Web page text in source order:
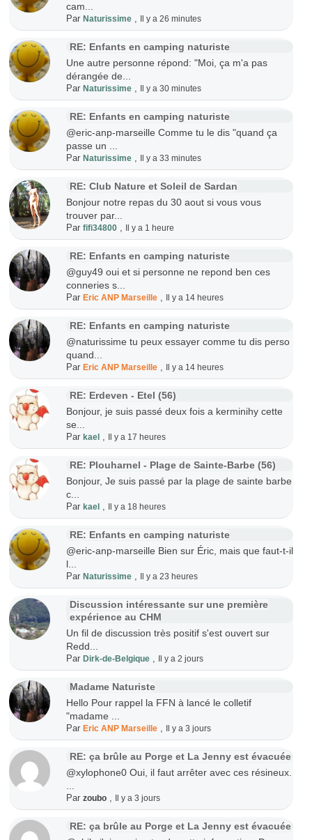
cam...
Par Naturissime, Il y a 26 minutes
RE: Enfants en camping naturiste
Une autre personne répond: "Moi, ça m'a pas
dérangée de...
Par Naturissime, Il y a 30 minutes
RE: Enfants en camping naturiste
@eric-anp-marseille Comme tu le dis "quand ça
passe un ...
Par Naturissime, Il y a 33 minutes
RE: Club Nature et Soleil de Sardan
Bonjour notre repas du 30 aout si vous vous
trouver par...
Par fifi34800, Il y a 1 heure
RE: Enfants en camping naturiste
@guy49 oui et si personne ne repond ben ces
conneries s...
Par Eric ANP Marseille, Il y a 14 heures
RE: Enfants en camping naturiste
@naturissime tu peux essayer comme tu dis perso
quand...
Par Eric ANP Marseille, Il y a 14 heures
RE: Erdeven - Etel (56)
Bonjour, je suis passé deux fois a kerminihy cette
se...
Par kael, Il y a 17 heures
RE: Plouharnel - Plage de Sainte-Barbe (56)
Bonjour, Je suis passé par la plage de sainte barbe
c...
Par kael, Il y a 18 heures
RE: Enfants en camping naturiste
@eric-anp-marseille Bien sur Éric, mais que faut-t-il
l...
Par Naturissime, Il y a 23 heures
Discussion intéressante sur une première
expérience au CHM
Un fil de discussion très positif s'est ouvert sur
Redd...
Par Dirk-de-Belgique, Il y a 2 jours
Madame Naturiste
Hello Pour rappel la FFN à lancé le colletif
"madame ...
Par Eric ANP Marseille, Il y a 3 jours
RE: ça brûle au Porge et La Jenny est évacuée
@xylophone0 Oui, il faut arrêter avec ces résineux.
...
Par zoubo, Il y a 3 jours
RE: ça brûle au Porge et La Jenny est évacuée